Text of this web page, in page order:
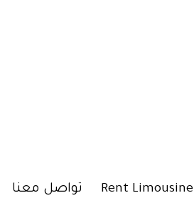
Rent Limousine تواصل معنا